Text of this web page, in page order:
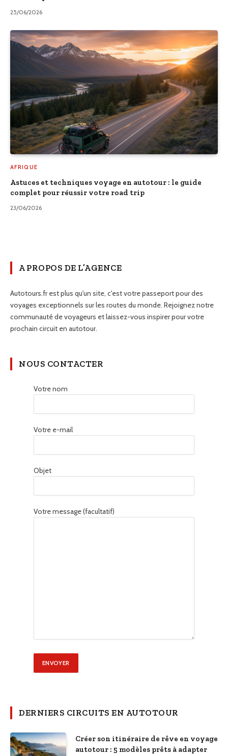
25/06/2026
AFRIQUE
Astuces et techniques voyage en autotour : le guide
complet pour réussir votre road trip
23/06/2026
A PROPOS DE L’AGENCE
Autotours.fr est plus qu'un site, c'est votre passeport pour des
voyages exceptionnels sur les routes du monde. Rejoignez notre
communauté de voyageurs et laissez-vous inspirer pour votre
prochain circuit en autotour.
NOUS CONTACTER
Votre nom
Votre e-mail
Objet
Votre message (facultatif)
DERNIERS CIRCUITS EN AUTOTOUR
Créer son itinéraire de rêve en voyage
autotour : 5 modèles prêts à adapter